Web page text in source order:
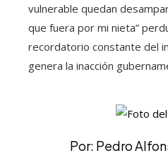
vulnerable quedan
que fuera por mi nieta”
recordatorio constante del
genera la inacción
Por: Pedro